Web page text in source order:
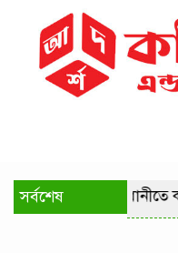
সর্বশেষ রাজধানীতে